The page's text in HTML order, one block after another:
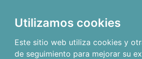
Utilizamos cookies
Este sitio web utiliza cookies y
de seguimiento para mejorar su